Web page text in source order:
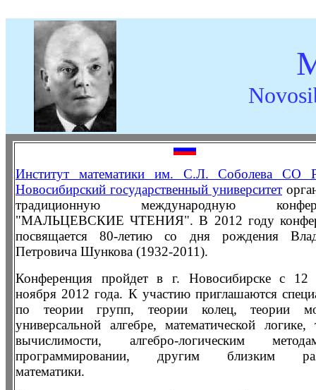
Институт математики им. С.Л. Соболева СО
Новосибирский государственный университет
традиционную международную
"МАЛЬЦЕВСКИЕ ЧТЕНИЯ". В 2012 году
посвящается 80-летию со дня рождения
Петровича Шункова (1932-2011).
Конференция пройдет в г. Новосибирске с
ноября 2012 года. К участию приглашаются
по теории групп, теории колец, теории
универсальной алгебре, математической логике,
вычислимости, алгебро-логическим
программировании, другим близким
математики.